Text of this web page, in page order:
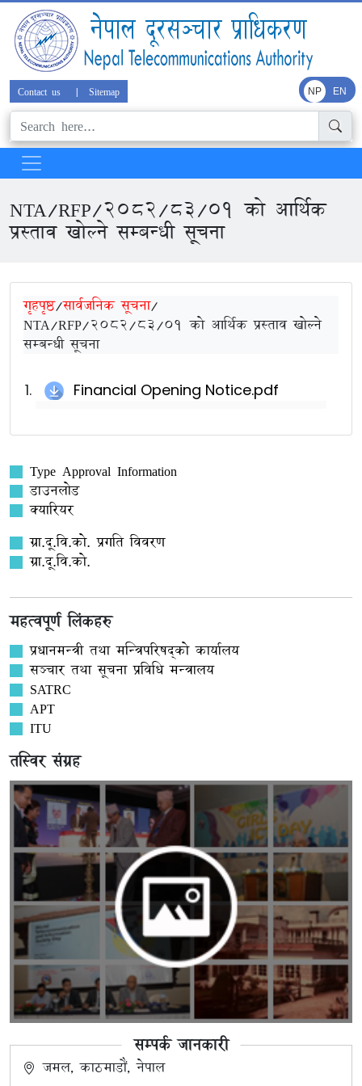
Contact us | Sitemap NP EN
NTA/RFP/2082/83/01 को आर्थिक
प्रस्ताव खोल्ने सम्बन्धी सूचना
गृहपृष्ठ/सार्वजनिक सूचना/
NTA/RFP/2082/83/01 को आर्थिक प्रस्ताव खोल्ने
सम्बन्धी सूचना
Financial Opening Notice.pdf
Type Approval Information
डाउनलोड
क्यारियर
ग्रा.दू.वि.को. प्रगति विवरण
ग्रा.दू.वि.को.
महत्वपूर्ण लिंकहरु
प्रधानमन्त्री तथा मन्त्रिपरिषद्को कार्यालय
सञ्‍चार तथा सूचना प्रविधि मन्त्रालय
SATRC
APT
ITU
तस्विर संग्रह
सम्पर्क जानकारी
जमल, काठमाडौं, नेपाल